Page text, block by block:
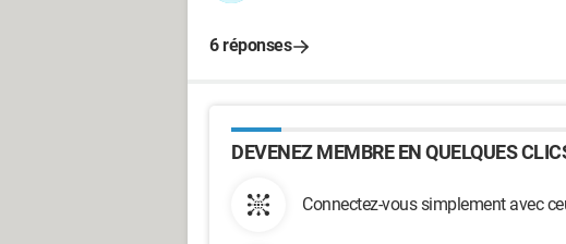
6 réponses
DEVENEZ MEMBRE EN QUELQUES
Connectez-vous simplement avec